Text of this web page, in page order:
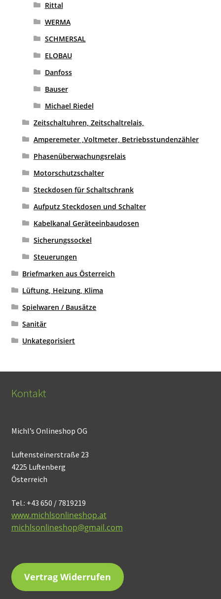
Rittal
WERMA
SCHMERSAL
ELOBAU
Danfoss
Bauser
Michael Riedel
Zeitschaltuhren, Zeitschaltrelais,
Amperemeter ,Voltmeter, Betriebsstundenzähler
Phasenüberwachungsrelais
Motorschutzschalter
Steckdosen für Schaltschrank
Aufputz Steckdosen und Schalter
Kabelkanal Geräteeinbaudosen
Sicherungssockel
Steuerungen
Briefmarken aus Österreich
Lüftung, Heizung, Klima
Spielwaren / Bausätze
Sanitär
Unkategorisiert
Kontakt
Michl’s Onlineshop OG
Luftensteinerstraße 23
4225 Luftenberg
Österreich
Tel.: +43 650 / 7819219
www.michlsonlineshop.at
michlsonlineshop@gmail.com
Vertrag Widerrufen